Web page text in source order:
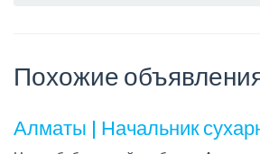
Похожие
Алматы | Начальник